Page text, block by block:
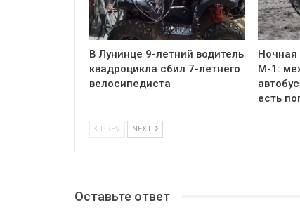
В Лунинце 9-летний водитель
квадроцикла сбил 7-летнего
велосипедиста
Ночная
М-1:
есть
PREV NEXT
Оставьте ответ